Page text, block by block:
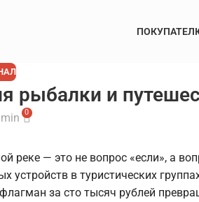
рыбалки и
0
— это не вопрос «если», а
в туристических
за сто тысяч рублей